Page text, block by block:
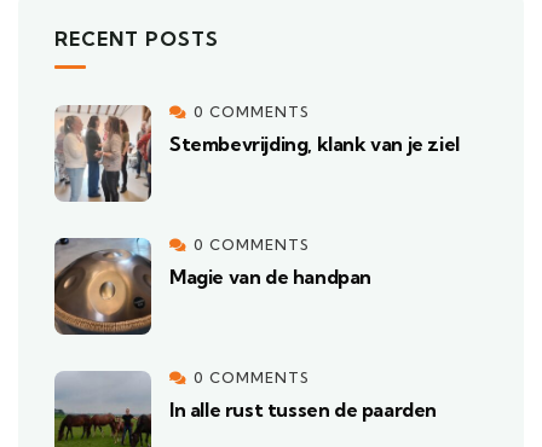
RECENT POSTS
0 COMMENTS
Stembevrijding, klank van je ziel
0 COMMENTS
Magie van de handpan
0 COMMENTS
In alle rust tussen de paarden